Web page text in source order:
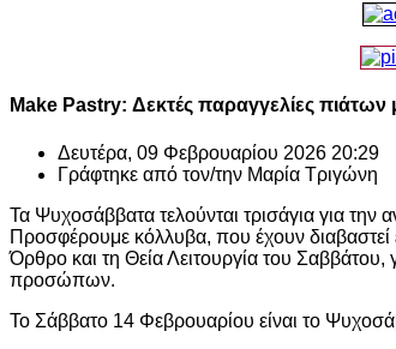
Make Pastry: Δεκτές παραγγελίες
Δευτέρα, 09 Φεβρουαρίου 2026 20:29
Γράφτηκε από τον/την Μαρία Τριγώνη
Τα Ψυχοσάββατα τελούνται τρισάγια για
Προσφέρουμε κόλλυβα, που έχουν διαβαστεί
Όρθρο και τη Θεία Λειτουργία του
προσώπων.
Το Σάββατο 14 Φεβρουαρίου είναι το